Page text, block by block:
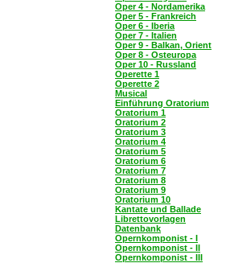
Oper 4 - Nordamerika
Oper 5 - Frankreich
Oper 6 - Iberia
Oper 7 - Italien
Oper 9 - Balkan, Orient
Oper 8 - Osteuropa
Oper 10 - Russland
Operette 1
Operette 2
Musical
Einführung Oratorium
Oratorium 1
Oratorium 2
Oratorium 3
Oratorium 4
Oratorium 5
Oratorium 6
Oratorium 7
Oratorium 8
Oratorium 9
Oratorium 10
Kantate und Ballade
Librettovorlagen
Datenbank
Opernkomponist - I
Opernkomponist - II
Opernkomponist - III